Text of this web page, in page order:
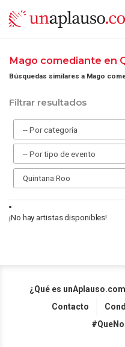
Mago comediante en
Búsquedas similares a Mago
Filtrar resultados
¡No hay artistas disponibles!
¿Qué es
Contacto